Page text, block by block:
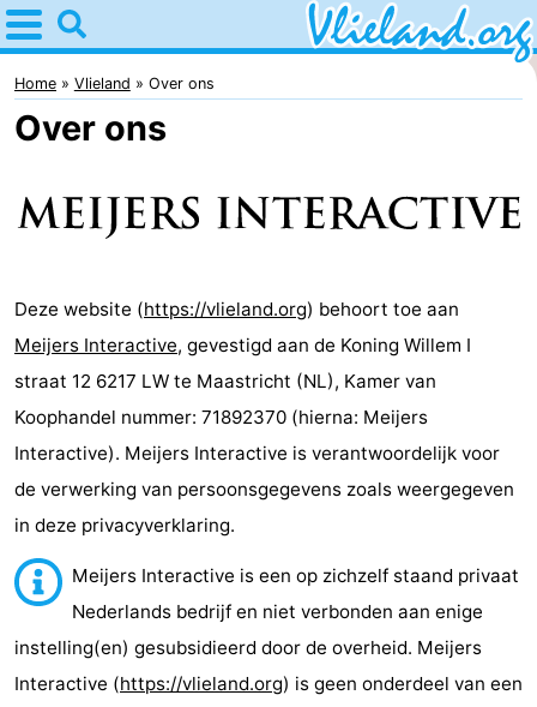
Home
Vlieland
Tips
Overnachten
Appartementen
-
Vlieduyn
Campings
Hotels
Last
minutes
Strand
Zien
Home Vlieland Over ons
Over ons
Deze website (https://vlieland.org) behoort toe aan
Meijers Interactive, gevestigd aan de Koning Willem I
straat 12 6217 LW te Maastricht (NL), Kamer van
Koophandel nummer: 71892370 (hierna: Meijers
Interactive). Meijers Interactive is verantwoordelijk voor
de verwerking van persoonsgegevens zoals weergegeven
in deze privacyverklaring.
Meijers Interactive is een op zichzelf staand privaat
Nederlands bedrijf en niet verbonden aan enige
instelling(en) gesubsidieerd door de overheid. Meijers
Interactive (https://vlieland.org) is geen onderdeel van een